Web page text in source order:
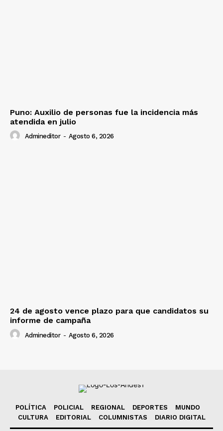
Puno: Auxilio de personas fue la incidencia más
atendida en julio
Admineditor - Agosto 6, 2026
24 de agosto vence plazo para que candidatos su
informe de campaña
Admineditor - Agosto 6, 2026
POLÍTICA POLICIAL REGIONAL DEPORTES
MUNDO
CULTURA
EDITORIAL COLUMNISTAS DIARIO DIGITAL